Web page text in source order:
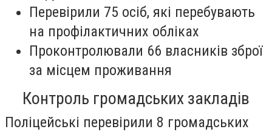
Перевірили 75 осіб, які перебувають
на профілактичних обліках
Проконтролювали 66 власників зброї
за місцем проживання
Контроль громадських закладів
Поліцейські перевірили 8 громадських